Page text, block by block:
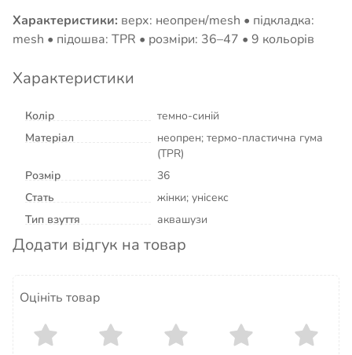
Характеристики: верх: неопрен/mesh • підкладка:
mesh • підошва: TPR • розміри: 36–47 • 9 кольорів
Характеристики
Колір
темно-синій
Матеріал
неопрен; термо-пластична гума
(TPR)
Розмір
36
Стать
жінки; унісекс
Тип взуття
аквашузи
Додати відгук на товар
Оцініть товар